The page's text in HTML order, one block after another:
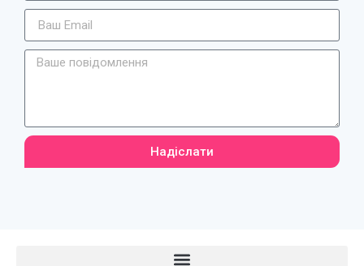
Надіслати